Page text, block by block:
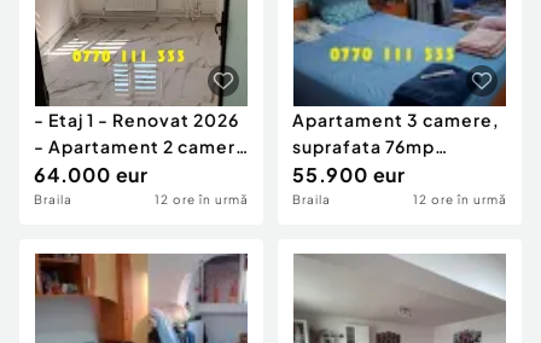
- Etaj 1 - Renovat 2026
- Apartament 2 camere
54mp Progresu.
64.000 eur
Braila 12 ore în urmă
Apartament 3 camere,
suprafata 76mp
Progresu. Confort 1
deco
55.900 eur
Braila 12 ore în urmă